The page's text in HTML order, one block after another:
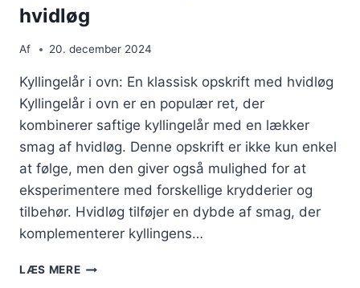
hvidløg
Af 20. december 2024
Kyllingelår i ovn: En klassisk opskrift med hvidløg
Kyllingelår i ovn er en populær ret, der
kombinerer saftige kyllingelår med en lækker
smag af hvidløg. Denne opskrift er ikke kun enkel
at følge, men den giver også mulighed for at
eksperimentere med forskellige krydderier og
tilbehør. Hvidløg tilføjer en dybde af smag, der
komplementerer kyllingens…
LÆS MEREKYLLINGELÅR